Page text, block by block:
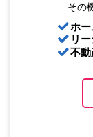
その
ホ
リ
不